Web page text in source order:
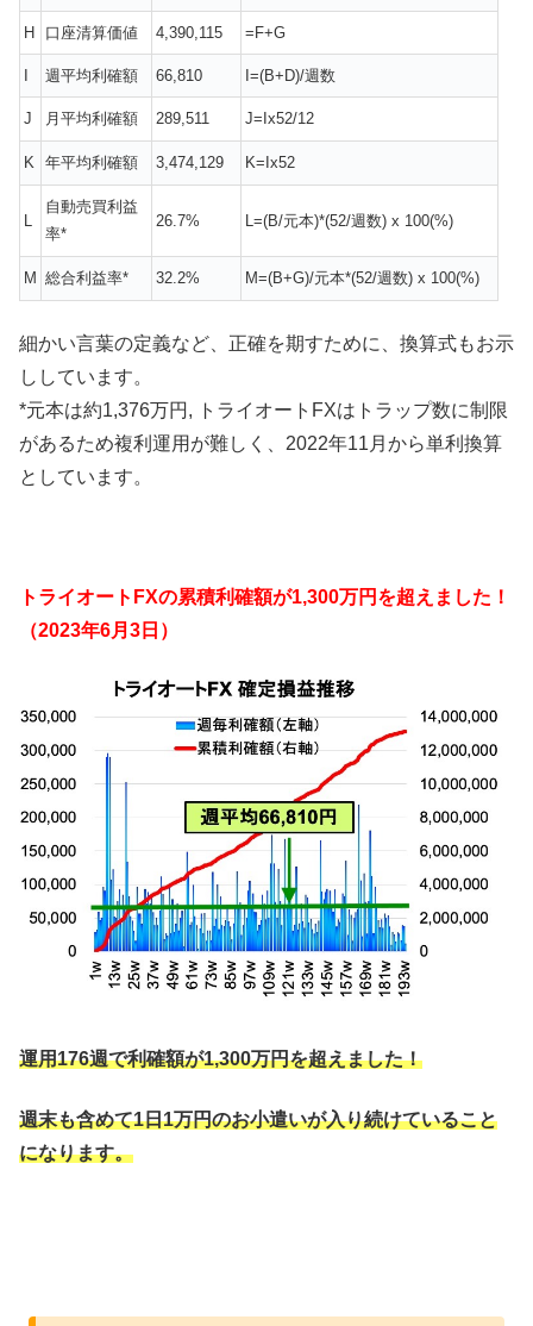
H 口座清算価値 4,390,115 =F+G
週平均利確額 66,810 I=(B+D)/週数
J 月平均利確額 289,511 J=Ix52/12
K 年平均利確額 3,474,129 K=Ix52
自動売買利益
率*
26.7% L=(B/元本)*(52/週数) x 100(%)
M 総合利益率* 32.2% M=(B+G)/元本*(52/週数) x 100(%)
細かい言葉の定義など、正確を期すために、換算式もお示
ししています。
*元本は約1,376万円, トライオートFXはトラップ数に制限
があるため複利運用が難しく、2022年11月から単利換算
としています。
トライオートFXの累積利確額が1,300万円を超えました！
（2023年6月3日）
運用176週で利確額が1,300万円を超えました！
週末も含めて1日1万円のお小遣いが入り続けていること
になります。